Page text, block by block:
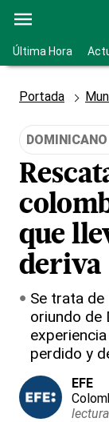
Última Hora
Portada
DOMINICANO
que
deriva
Se trata de
oriundo de
perdido y
EFE
lectura